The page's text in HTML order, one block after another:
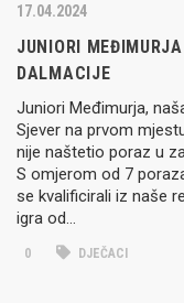
17.04.2024
JUNIORI
DALMACIJE
Juniori Međimurja,
Sjever na prvom
nije naštetio poraz u
S omjerom od 7
se kvalificirali iz naše
igra od…
0 DJEČACI